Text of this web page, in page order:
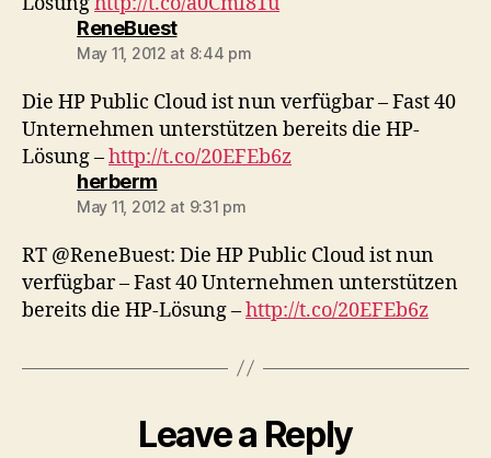
ReneBuestsays:
May 11, 2012 at 8:44 pm
Die HP Public Cloud ist nun verfügbar – Fast 40
Unternehmen unterstützen bereits die HP-
Lösung –http://t.co/20EFEb6z
herbermsays:
May 11, 2012 at 9:31 pm
RT @ReneBuest: Die HP Public Cloud ist nun
verfügbar – Fast 40 Unternehmen unterstützen
bereits die HP-Lösung –http://t.co/20EFEb6z
Leave a Reply